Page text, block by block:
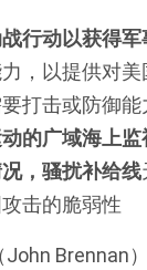
行动以获得军
，以提供对
打击或防御
的广域海上
，骚扰补给线
击的脆弱性
John